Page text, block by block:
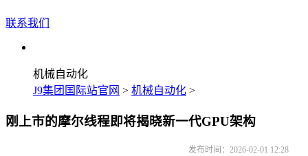
联系我们
机械自动化
J9集团国际站官网 > 机械自动化 >
刚上市的摩尔线程即将揭晓新一代GPU架构
发布时间：2026-02-01 12:28